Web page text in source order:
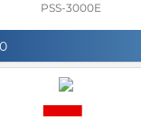
PSS-3000E